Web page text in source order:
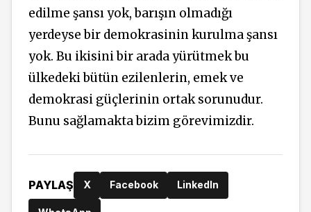
edilme şansı yok, barışın olmadığı
yerdeyse bir demokrasinin kurulma şansı
yok. Bu ikisini bir arada yürütmek bu
ülkedeki bütün ezilenlerin, emek ve
demokrasi güçlerinin ortak sorunudur.
Bunu sağlamakta bizim görevimizdir.
PAYLAŞ X Facebook LinkedIn